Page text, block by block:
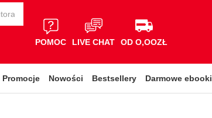
POMOC LIVE CHAT OD O,OOZŁ
Promocje Nowości Bestsellery Darmowe ebooki